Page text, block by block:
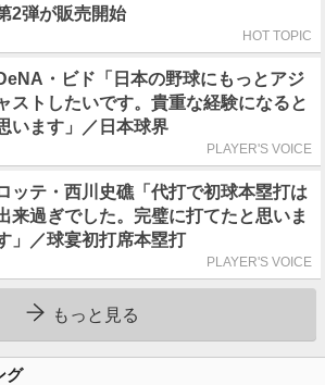
2弾が販売開始
HOT TOPIC
・ビド「日本の野球にもっとアジ
ストしたいです。貴重な経験になると
います」／日本球界
PLAYER'S VOICE
ッテ・西川史礁「代打で初球本塁打は
来過ぎでした。完璧に打てたと思いま
」／球宴初打席本塁打
PLAYER'S VOICE
もっと見る
グ